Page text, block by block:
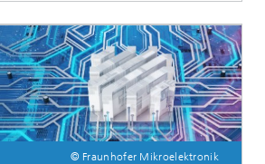
© Fraunhofer Mikroelektronik